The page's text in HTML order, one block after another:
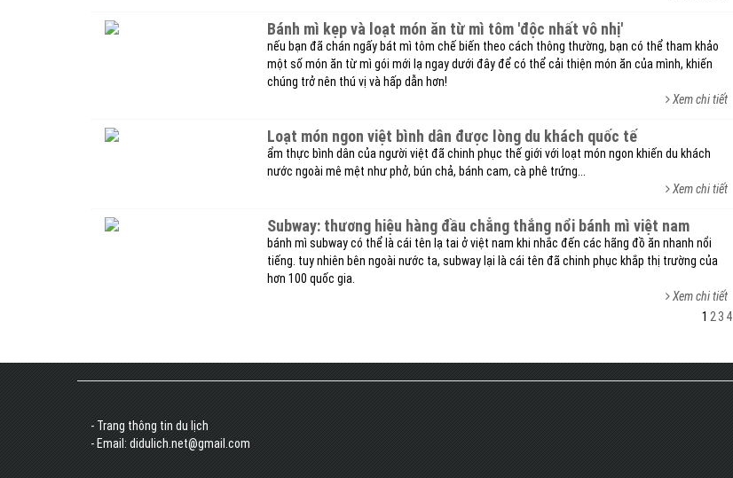
bánh mì kẹp và loạt món ăn từ mì tôm 'độc nhất vô nhị'
nếu bạn đã chán ngấy bát mì tôm chế biến theo cách thông thường, bạn có thể tham khảo
một số món ăn từ mì gói mới lạ ngay dưới đây để có thể cải thiện món ăn của mình, khiến
chúng trở nên thú vị và hấp dẫn hơn!
Xem chi tiết
loạt món ngon việt bình dân được lòng du khách quốc tế
ẩm thực bình dân của người việt đã chinh phục thế giới với loạt món ngon khiến du khách
nước ngoài mê mệt như phở, bún chả, bánh cam, cà phê trứng...
Xem chi tiết
subway: thương hiệu hàng đầu chẳng thắng nổi bánh mì việt nam
bánh mì subway có thể là cái tên lạ tai ở việt nam khi nhắc đến các hãng đồ ăn nhanh nổi
tiếng. tuy nhiên bên ngoài nước ta, subway lại là cái tên đã chinh phục khắp thị trường của
hơn 100 quốc gia.
Xem chi tiết
1 2 3 4
- Trang thông tin du lịch
- Email: didulich.net@gmail.com